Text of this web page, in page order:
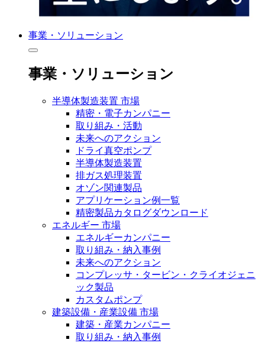
事業・ソリューション
事業・ソリューション
半導体製造装置 市場
精密・電子カンパニー
取り組み・活動
未来へのアクション
ドライ真空ポンプ
半導体製造装置
排ガス処理装置
オゾン関連製品
アプリケーション例一覧
精密製品カタログダウンロード
エネルギー 市場
エネルギーカンパニー
取り組み・納入事例
未来へのアクション
コンプレッサ・タービン・クライオジェニ
ック製品
カスタムポンプ
建築設備・産業設備 市場
建築・産業カンパニー
取り組み・納入事例